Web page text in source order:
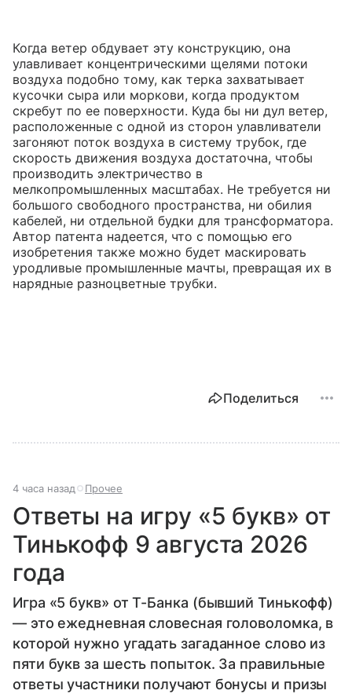
Когда ветер обдувает эту конструкцию, она
улавливает концентрическими щелями потоки
воздуха подобно тому, как терка захватывает
кусочки сыра или моркови, когда продуктом
скребут по ее поверхности. Куда бы ни дул ветер,
расположенные с одной из сторон улавливатели
загоняют поток воздуха в систему трубок, где
скорость движения воздуха достаточна, чтобы
производить электричество в
мелкопромышленных масштабах. Не требуется ни
большого свободного пространства, ни обилия
кабелей, ни отдельной будки для трансформатора.
Автор патента надеется, что с помощью его
изобретения также можно будет маскировать
уродливые промышленные мачты, превращая их в
нарядные разноцветные трубки.
Поделиться
4 часа назад Прочее
Ответы на игру «5 букв» от
Тинькофф 9 августа 2026
года
Игра «5 букв» от Т-Банка (бывший Тинькофф)
— это ежедневная словесная головоломка, в
которой нужно угадать загаданное слово из
пяти букв за шесть попыток. За правильные
ответы участники получают бонусы и призы